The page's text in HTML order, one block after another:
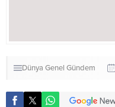
Dünya Genel Gündem